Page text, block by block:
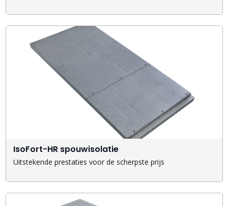
IsoFort-HR spouwisolatie
Uitstekende prestaties voor de scherpste prijs